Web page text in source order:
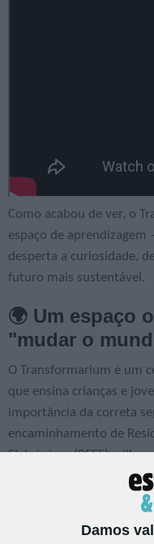
Damos
Como acabou de ver, o
espaço de
desperta a curiosidade,
futuro mais sustentável.
🌍 Um espaço
"mudar o
O Transformarium é um
que ensina crianças e
importância da correta
encaminhamento de
Eletrónicos (REEE), pilhas